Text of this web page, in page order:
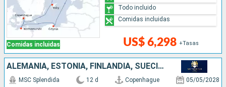
Comidas incluidas US$ 6,298 +Tasas
Todo incluido
Comidas incluidas
ALEMANIA, ESTONIA, FINLANDIA, SUECIA, POLONIA, DINAMARCA
MSC Splendida 12 d Copenhague 05/05/2028